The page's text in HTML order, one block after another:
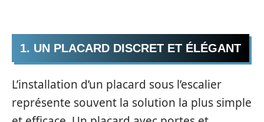
1. UN PLACARD DISCRET ET ÉLÉGANT
L’installation d’un placard sous l’escalier
représente souvent la solution la plus simple